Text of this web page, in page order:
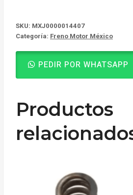
SKU: MXJ0000014407
Categoría: Freno Motor México
PEDIR POR WHATSAPP
Productos